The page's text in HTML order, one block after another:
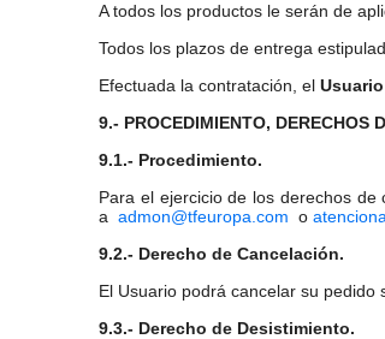
A todos los productos le serán de
Todos los plazos de entrega
Efectuada la contratación, el Usuario
9.- PROCEDIMIENTO, DERECHOS
9.1.- Procedimiento.
Para el ejercicio de los derechos
a admon@tfeuropa.com o
9.2.- Derecho de Cancelación.
El Usuario podrá cancelar su pedido
9.3.- Derecho de Desistimiento.